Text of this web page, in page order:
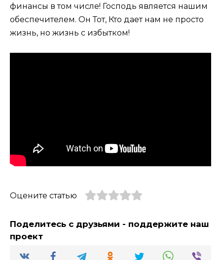
финансы в том числе! Господь является нашим
обеспечителем. Он Тот, Кто дает нам не просто
жизнь, но жизнь с избытком!
Оцените статью
Поделитесь с друзьями - поддержите наш
проект